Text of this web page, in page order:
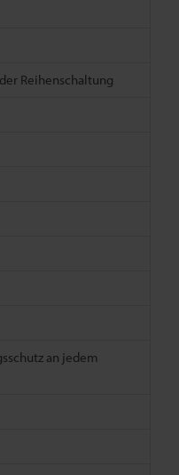
Reihenschaltung
an jedem